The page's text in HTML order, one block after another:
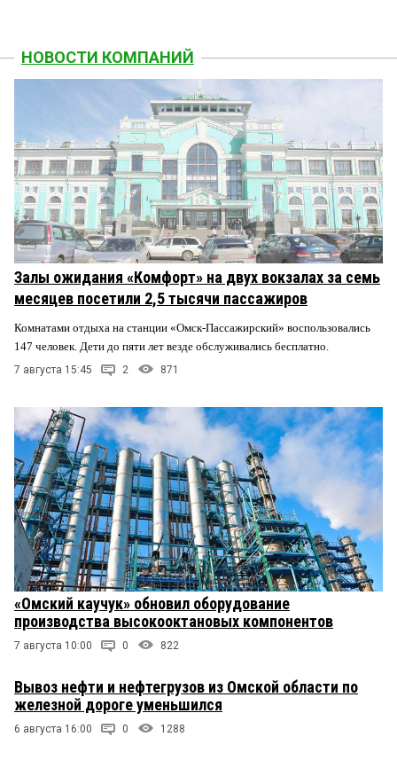
НОВОСТИ КОМПАНИЙ
Залы ожидания «Комфорт» на двух вокзалах за семь
месяцев посетили 2,5 тысячи пассажиров
Комнатами отдыха на станции «Омск-Пассажирский» воспользовались
147 человек. Дети до пяти лет везде обслуживались бесплатно.
7 августа 15:45 2 871
«Омский каучук» обновил оборудование
производства высокооктановых компонентов
7 августа 10:00 0 822
Вывоз нефти и нефтегрузов из Омской области по
железной дороге уменьшился
6 августа 16:00 0 1288